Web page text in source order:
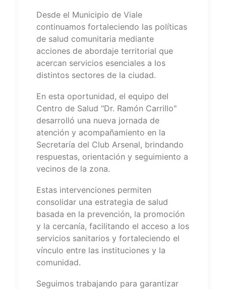
Desde el Municipio de Viale
continuamos fortaleciendo las políticas
de salud comunitaria mediante
acciones de abordaje territorial que
acercan servicios esenciales a los
distintos sectores de la ciudad.
En esta oportunidad, el equipo del
Centro de Salud "Dr. Ramón Carrillo"
desarrolló una nueva jornada de
atención y acompañamiento en la
Secretaría del Club Arsenal, brindando
respuestas, orientación y seguimiento a
vecinos de la zona.
Estas intervenciones permiten
consolidar una estrategia de salud
basada en la prevención, la promoción
y la cercanía, facilitando el acceso a los
servicios sanitarios y fortaleciendo el
vínculo entre las instituciones y la
comunidad.
Seguimos trabajando para garantizar